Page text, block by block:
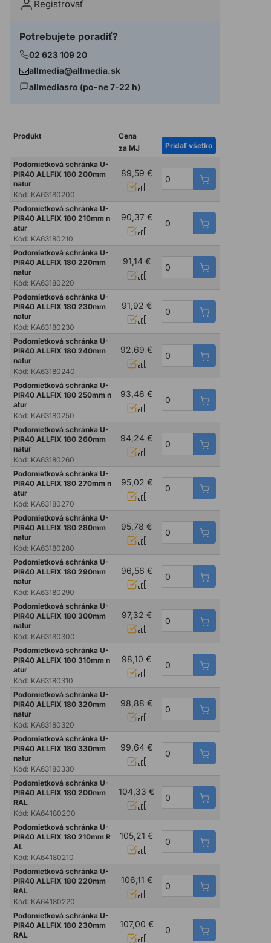
Registrovať
Potrebujete poradiť?
02 623 109 20
allmedia@allmedia.sk
allmediasro (po-ne 7-22 h)
Produkt
Cena
za MJ
Pridať všetko
Podomietková schránka U-
PIR40 ALLFIX 180 200mm
natur
Kód: KA63180200
89,59 €
Podomietková schránka U-
PIR40 ALLFIX 180 210mm n
atur
Kód: KA63180210
90,37 €
Podomietková schránka U-
PIR40 ALLFIX 180 220mm
natur
Kód: KA63180220
91,14 €
Podomietková schránka U-
PIR40 ALLFIX 180 230mm
natur
Kód: KA63180230
91,92 €
Podomietková schránka U-
PIR40 ALLFIX 180 240mm
natur
Kód: KA63180240
92,69 €
Podomietková schránka U-
PIR40 ALLFIX 180 250mm n
atur
Kód: KA63180250
93,46 €
Podomietková schránka U-
PIR40 ALLFIX 180 260mm
natur
Kód: KA63180260
94,24 €
Podomietková schránka U-
PIR40 ALLFIX 180 270mm n
atur
Kód: KA63180270
95,02 €
Podomietková schránka U-
PIR40 ALLFIX 180 280mm
natur
Kód: KA63180280
95,78 €
Podomietková schránka U-
PIR40 ALLFIX 180 290mm
natur
Kód: KA63180290
96,56 €
Podomietková schránka U-
PIR40 ALLFIX 180 300mm
natur
Kód: KA63180300
97,32 €
Podomietková schránka U-
PIR40 ALLFIX 180 310mm n
atur
Kód: KA63180310
98,10 €
Podomietková schránka U-
PIR40 ALLFIX 180 320mm
natur
Kód: KA63180320
98,88 €
Podomietková schránka U-
PIR40 ALLFIX 180 330mm
natur
Kód: KA63180330
99,64 €
Podomietková schránka U-
PIR40 ALLFIX 180 200mm
RAL
Kód: KA64180200
104,33 €
Podomietková schránka U-
PIR40 ALLFIX 180 210mm R
AL
Kód: KA64180210
105,21 €
Podomietková schránka U-
PIR40 ALLFIX 180 220mm
RAL
Kód: KA64180220
106,11 €
Podomietková schránka U-
PIR40 ALLFIX 180 230mm
RAL
107,00 €